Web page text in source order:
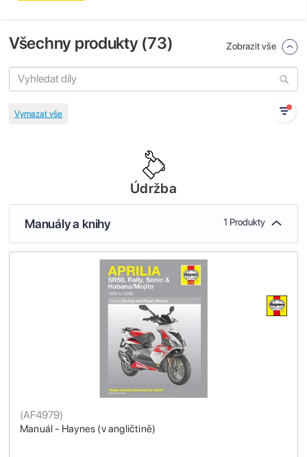
Všechny produkty (73) Zobrazit vše
Údržba
Manuály a knihy 1 Produkty
Manuál - Haynes (v angličtině)
(AF4979)